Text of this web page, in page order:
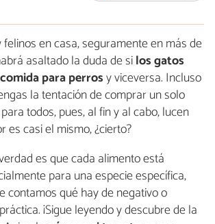
felinos en casa, seguramente en más de
asaltado la duda de silos gatos
para perrosy viceversa. Incluso
la tentación de comprar un solo
todos, pues, al fin y al cabo, lucen
es casi el mismo, ¿cierto?
es que cada alimento está
para una especie específica,
contamos qué hay de negativo o
¡Sigue leyendo y descubre de la